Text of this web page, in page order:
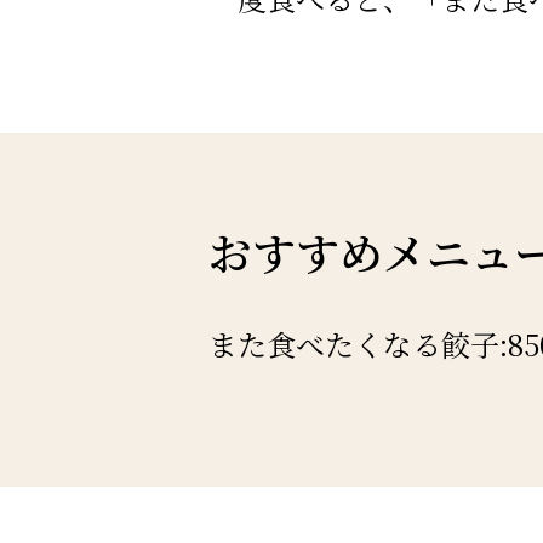
おすすめメニュ
また食べたくなる餃子